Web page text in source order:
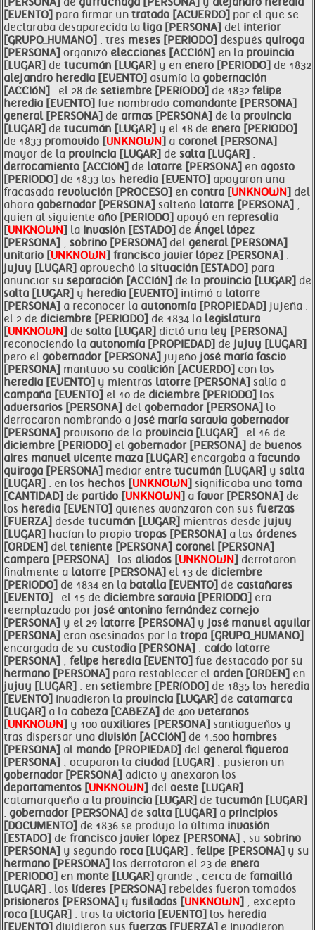
[EVENTO] para firmar un tratado [ACUERDO] por el que se
declaraba desaparecida la liga [PERSONA] del interior
[GRUPO_HUMANO] . tres meses [PERIODO] después quiroga
[PERSONA] organizó elecciones [ACCIóN] en la provincia
[LUGAR] de tucumán [LUGAR] y en enero [PERIODO] de 1832
alejandro heredia [EVENTO] asumía la gobernación
[ACCIóN] . el 28 de setiembre [PERíODO] de 1832 felipe
heredia [EVENTO] fue nombrado comandante [PERSONA]
general [PERSONA] de armas [PERSONA] de la provincia
[LUGAR] de tucumán [LUGAR] y el 18 de enero [PERIODO]
de 1833 promovido [UNKNOWN] a coronel [PERSONA]
mayor de la provincia [LUGAR] de salta [LUGAR] .
derrocamiento [ACCIóN] de latorre [PERSONA] en agosto
[PERIODO] de 1833 los heredia [EVENTO] apoyaron una
fracasada revolución [PROCESO] en contra [UNKNOWN] del
ahora gobernador [PERSONA] salteño latorre [PERSONA] ,
quien al siguiente año [PERIODO] apoyó en represalia
[UNKNOWN] la invasión [ESTADO] de Ángel lópez
[PERSONA] , sobrino [PERSONA] del general [PERSONA]
unitario [UNKNOWN] francisco javier lópez [PERSONA] .
jujuy [LUGAR] aprovechó la situación [ESTADO] para
anunciar su separación [ACCIóN] de la provincia [LUGAR] de
salta [LUGAR] y heredia [EVENTO] intimó a latorre
[PERSONA] a reconocer la autonomía [PROPIEDAD] jujeña .
el 2 de diciembre [PERIODO] de 1834 la legislatura
[UNKNOWN] de salta [LUGAR] dictó una ley [PERSONA]
reconociendo la autonomía [PROPIEDAD] de jujuy [LUGAR]
pero el gobernador [PERSONA] jujeño josé maría fascio
[PERSONA] mantuvo su coalición [ACUERDO] con los
heredia [EVENTO] y mientras latorre [PERSONA] salía a
campaña [EVENTO] el 10 de diciembre [PERIODO] los
adversarios [PERSONA] del gobernador [PERSONA] lo
derrocaron nombrando a josé maría saravia gobernador
[PERSONA] provisorio de la provincia [LUGAR] . el 16 de
diciembre [PERIODO] el gobernador [PERSONA] de buenos
aires manuel vicente maza [LUGAR] encargaba a facundo
quiroga [PERSONA] mediar entre tucumán [LUGAR] y salta
[LUGAR] . en los hechos [UNKNOWN] significaba una toma
[CANTIDAD] de partido [UNKNOWN] a favor [PERSONA] de
los heredia [EVENTO] quienes avanzaron con sus fuerzas
[FUERZA] desde tucumán [LUGAR] mientras desde jujuy
[LUGAR] hacían lo propio tropas [PERSONA] a las órdenes
[ORDEN] del teniente [PERSONA] coronel [PERSONA]
campero [PERSONA] . los aliados [UNKNOWN] derrotaron
finalmente a latorre [PERSONA] el 13 de diciembre
[PERIODO] de 1834 en la batalla [EVENTO] de castañares
[EVENTO] . el 15 de diciembre saravia [PERIODO] era
reemplazado por josé antonino fernández cornejo
[PERSONA] y el 29 latorre [PERSONA] y josé manuel aguilar
[PERSONA] eran asesinados por la tropa [GRUPO_HUMANO]
encargada de su custodia [PERSONA] . caído latorre
[PERSONA] , felipe heredia [EVENTO] fue destacado por su
hermano [PERSONA] para restablecer el orden [ORDEN] en
jujuy [LUGAR] . en setiembre [PERíODO] de 1835 los heredia
[EVENTO] invadieron la provincia [LUGAR] de catamarca
[LUGAR] a la cabeza [CABEZA] de 400 veteranos
[UNKNOWN] y 100 auxiliares [PERSONA] santiagueños y
tras dispersar una división [ACCIóN] de 1.500 hombres
[PERSONA] al mando [PROPIEDAD] del general figueroa
[PERSONA] , ocuparon la ciudad [LUGAR] , pusieron un
gobernador [PERSONA] adicto y anexaron los
departamentos [UNKNOWN] del oeste [LUGAR]
catamarqueño a la provincia [LUGAR] de tucumán [LUGAR]
. gobernador [PERSONA] de salta [LUGAR] a principios
[DOCUMENTO] de 1836 se produjo la última invasión
[ESTADO] de francisco javier lópez [PERSONA] , su sobrino
[PERSONA] y segundo roca [LUGAR] . felipe [PERSONA] y su
hermano [PERSONA] los derrotaron el 23 de enero
[PERIODO] en monte [LUGAR] grande , cerca de famaillá
[LUGAR] . los líderes [PERSONA] rebeldes fueron tomados
prisioneros [PERSONA] y fusilados [UNKNOWN] , excepto
roca [LUGAR] . tras la victoria [EVENTO] los heredia
[EVENTO] dividieron sus fuerzas [FUERZA] e invadieron